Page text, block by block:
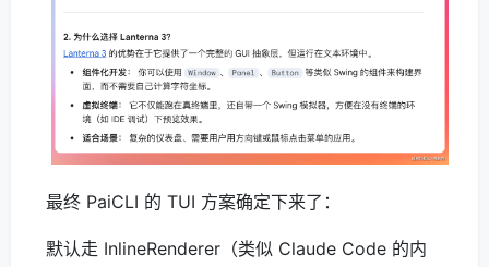
最终 PaiCLI 的 TUI 方案确定下来了：
默认走 InlineRenderer（类似 Claude Code 的内